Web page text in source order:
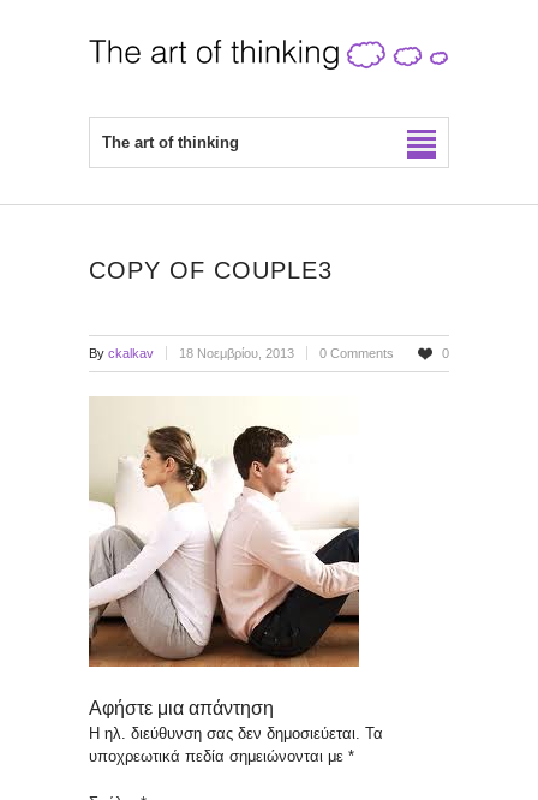
The art of thinking
COPY OF COUPLE3
By ckalkav 18 Νοεμβρίου, 2013 0 Comments 0
Αφήστε μια απάντηση
Η ηλ. διεύθυνση σας δεν δημοσιεύεται. Τα
υποχρεωτικά πεδία σημειώνονται με *